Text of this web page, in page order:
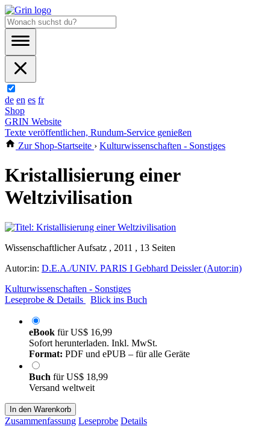
de en es fr
Shop
GRIN Website
Texte veröffentlichen, Rundum-Service genießen
Zur Shop-Startseite › Kulturwissenschaften - Sonstiges
Kristallisierung einer
Weltzivilisation
Wissenschaftlicher Aufsatz , 2011 , 13 Seiten
Autor:in: D.E.A./UNIV. PARIS I Gebhard Deissler (Autor:in)
Kulturwissenschaften - Sonstiges
Leseprobe & Details
Blick ins Buch
eBook fürUS$ 16,99
Sofort herunterladen. Inkl. MwSt.
Format: PDF und ePUB – für alle Geräte
Buch fürUS$ 18,99
Versand weltweit
In den Warenkorb
Zusammenfassung Leseprobe Details